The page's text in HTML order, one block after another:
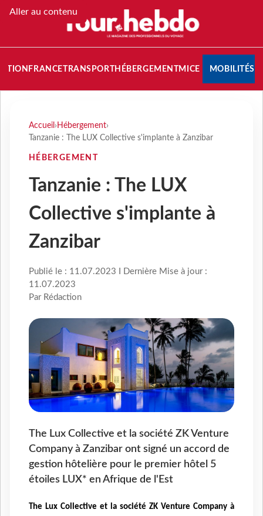
Aller au contenu
FRANCETRANSPORT HÉBERGEMENTMICE MOBILITÉS
Accueil › Hébergement›
Tanzanie : The LUX Collective s'implante à Zanzibar
HÉBERGEMENT
Tanzanie : The LUX
Collective s'implante à
Zanzibar
Publié le : 11.07.2023 I Dernière Mise à jour :
11.07.2023
Par Rédaction
The Lux Collective et la société ZK Venture
Company à Zanzibar ont signé un accord de
gestion hôtelière pour le premier hôtel 5
étoiles LUX* en Afrique de l'Est
The Lux Collective et la société ZK Venture Company à